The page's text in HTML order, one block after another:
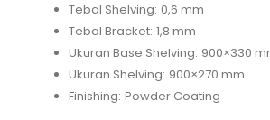
Tebal Shelving: 0,6 mm
Tebal Bracket: 1,8 mm
Ukuran Base Shelving: 900×330
Ukuran Shelving: 900×270 mm
Finishing: Powder Coating